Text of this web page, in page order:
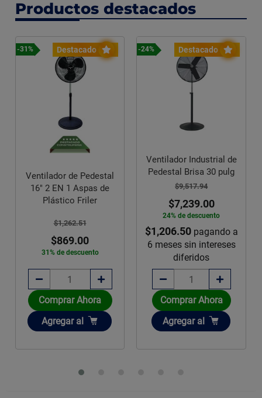
Productos destacados
Destacado
-31%
Ventilador de Pedestal
16" 2 EN 1 Aspas de
Plástico Friler
$1,262.51
$869.00
31% de descuento
Comprar Ahora
Añadir
Agregar al
Destacado
-24%
Ventilador Industrial de
Pedestal Brisa 30 pulg
$9,517.94
$7,239.00
24% de descuento
$1,206.50pagando a
6 meses sin intereses
diferidos
Comprar Ahora
Añadir
Agregar al